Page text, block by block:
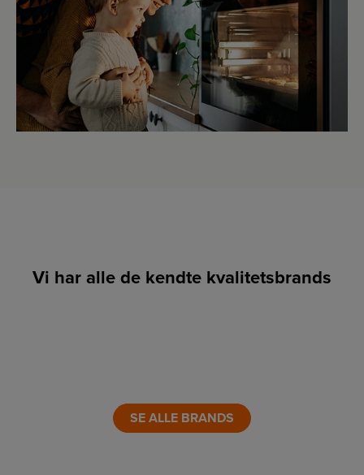
Vi har alle de kendte kvalitetsbrands
SE ALLE BRANDS